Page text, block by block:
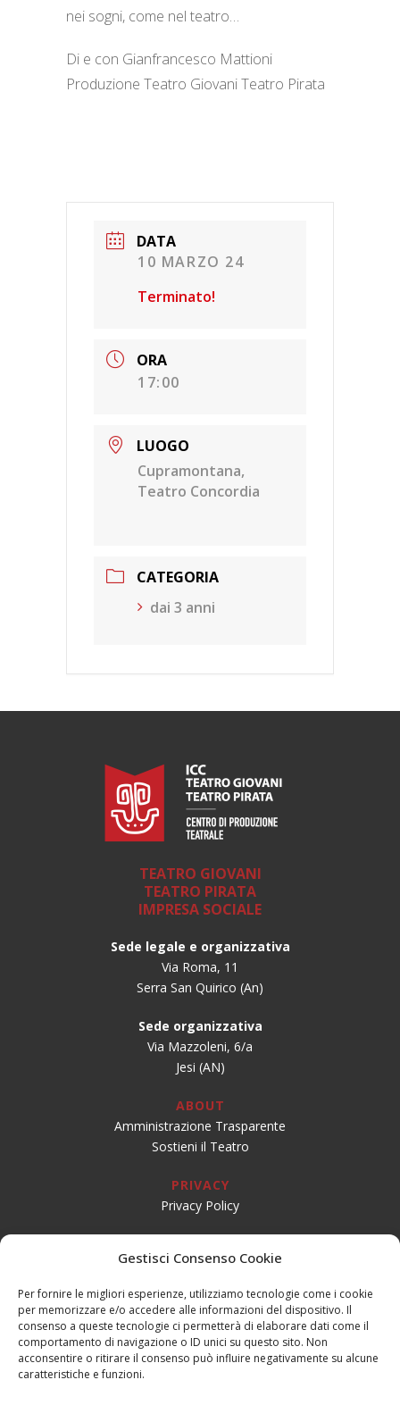
Gestisci Consenso Cookie
Per fornire le migliori esperienze, utilizziamo tecnologie come i cookie
per memorizzare e/o accedere alle informazioni del dispositivo. Il
consenso a queste tecnologie ci permetterà di elaborare dati come il
comportamento di navigazione o ID unici su questo sito. Non
acconsentire o ritirare il consenso può influire negativamente su alcune
caratteristiche e funzioni.
nei sogni, come nel teatro…
Di e con Gianfrancesco Mattioni
Produzione Teatro Giovani Teatro Pirata
DATA
10 MARZO 24
Terminato!
ORA
17:00
LUOGO
Cupramontana,
Teatro Concordia
CATEGORIA
dai 3 anni
TEATRO GIOVANI
TEATRO PIRATA
IMPRESA SOCIALE
Sede legale e organizzativa
Via Roma, 11
Serra San Quirico (An)
Sede organizzativa
Via Mazzoleni, 6/a
Jesi (AN)
ABOUT
Amministrazione Trasparente
Sostieni il Teatro
PRIVACY
Privacy Policy
CONTATTI
Email:info@teatrogiovaniteatropirata.it
PEC:atg@pec.teatrogiovani.com